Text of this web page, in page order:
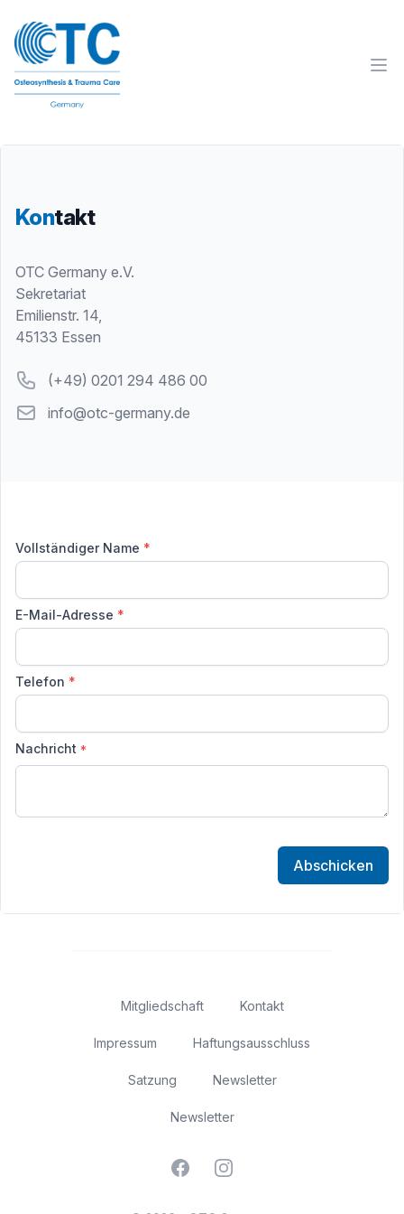
Kontakt
Postal address
OTC Germany e.V.
Sekretariat
Emilienstr. 14,
45133 Essen
Telefon(+49) 0201 294 486 00
Emailinfo@otc-germany.de
Vollständiger Name *
E-Mail-Adresse *
Telefon *
Nachricht *
Abschicken
Mitgliedschaft Kontakt
Impressum Haftungsausschluss
Satzung Newsletter
Newsletter
FacebookInstagram